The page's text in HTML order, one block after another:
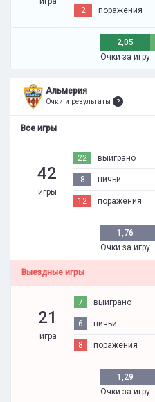
2 поражения
2,05
Очки за игру
Альмерия
Очки и результаты
Все игры
42
игры
22 выиграно
8 ничьи
12 поражения
1,76
Очки за игру
Выездные игры
21
игра
7 выиграно
6 ничьи
8 поражения
1,29
Очки за игру